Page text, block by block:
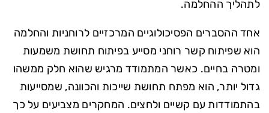
לתהליך ההחלמה.
אחד ההסברים הפסיכולוגיים המרכזיים לרוחניות והחלמה
הוא שפיתוח קשר רוחני מסייע בפיתוח תחושת משמעות
ומטרה בחיים. כאשר המתמודד מרגיש שהוא חלק ממשהו
גדול יותר, הוא מפתח תחושת שייכות והכוונה, שמסייעות
בהתמודדות עם קשיים ולחצים. המחקרים מצביעים על כך